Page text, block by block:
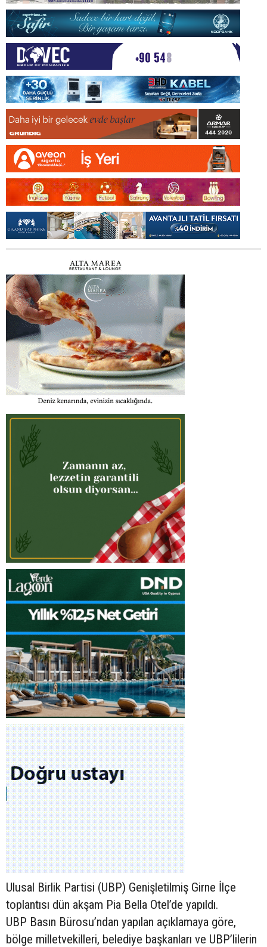
Ulusal Birlik Partisi (UBP) Genişletilmiş Girne İlçe
toplantısı dün akşam Pia Bella Otel’de yapıldı.
UBP Basın Bürosu’ndan yapılan açıklamaya göre,
bölge milletvekilleri, belediye başkanları ve UBP’lilerin